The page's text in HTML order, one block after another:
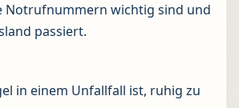
Notrufnummern wichtig sind und
passiert.
in einem Unfallfall ist, ruhig zu